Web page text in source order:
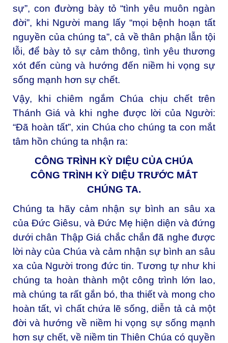
sự”, con đường bày tỏ “tình yêu muôn ngàn
đời”, khi Người mang lấy “mọi bệnh hoạn tất
nguyền của chúng ta”, cả về thân phận lẫn tội
lỗi, để bày tỏ sự cảm thông, tình yêu thương
xót đến cùng và hướng đến niềm hi vọng sự
sống mạnh hơn sự chết.
Vậy, khi chiêm ngắm Chúa chịu chết trên
Thánh Giá và khi nghe được lời của Người:
“Đã hoàn tất”, xin Chúa cho chúng ta con mắt
tâm hồn chúng ta nhận ra:
CÔNG TRÌNH KỲ DIỆU CỦA CHÚA
CÔNG TRÌNH KỲ DIỆU TRƯỚC MẮT
CHÚNG TA.
Chúng ta hãy cảm nhận sự bình an sâu xa
của Đức Giêsu, và Đức Mẹ hiện diện và đứng
dưới chân Thập Giá chắc chắn đã nghe được
lời này của Chúa và cảm nhận sự bình an sâu
xa của Người trong đức tin. Tương tự như khi
chúng ta hoàn thành một công trình lớn lao,
mà chúng ta rất gắn bó, tha thiết và mong cho
hoàn tất, vì chất chứa lẽ sống, diễn tả cả một
đời và hướng về niềm hi vọng sự sống mạnh
hơn sự chết, về niềm tin Thiên Chúa có quyền